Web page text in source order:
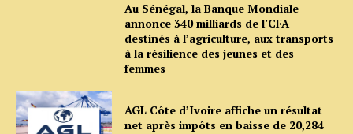
Au Sénégal, la Banque Mondiale
annonce 340 milliards de FCFA
destinés à l’agriculture, aux transports
à la résilience des jeunes et des
femmes
AGL Côte d’Ivoire affiche un résultat
net après impôts en baisse de 20,284